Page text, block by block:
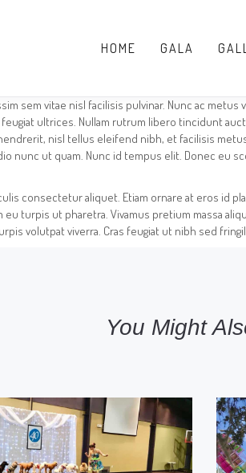
HOME GALA
sem vitae nisl facilisis pulvinar. Nunc ac
ultrices. Nullam rutrum libero tincidunt
nisl tellus eleifend nibh, et facilisis
nunc ut quam. Nunc id tempus elit. Donec eu
consectetur aliquet. Etiam ornare at eros id
turpis ut pharetra. Vivamus pretium massa
volutpat viverra. Cras feugiat ut nibh sed
You Might